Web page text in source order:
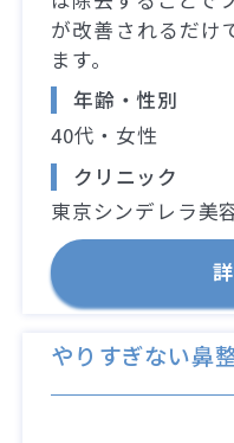
が改善されるだけ
ます。
年齢・性別
40代・女性
クリニック
東京シンデレラ美
やりすぎない鼻